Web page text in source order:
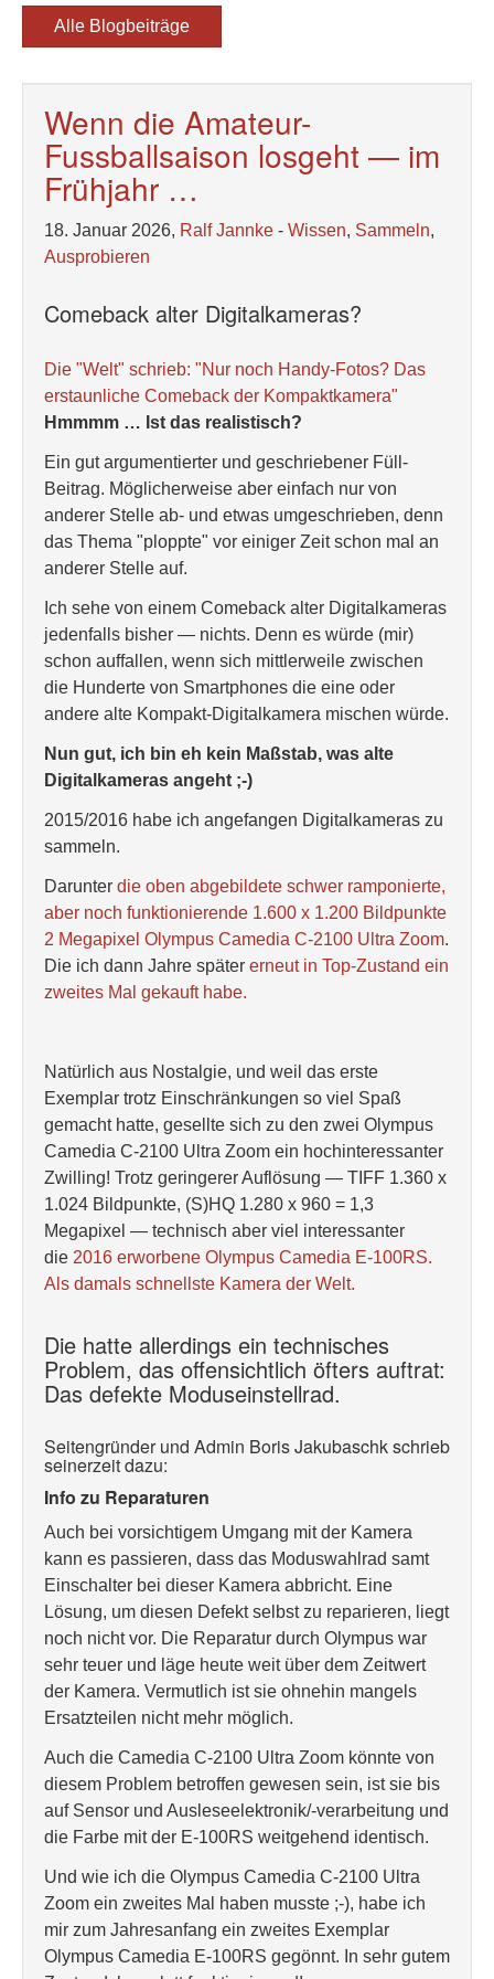
Alle Blogbeiträge
Wenn die Amateur-
Fussballsaison losgeht — im
Frühjahr …
18. Januar 2026, Ralf Jannke - Wissen, Sammeln,
Ausprobieren
Comeback alter Digitalkameras?
Die "Welt" schrieb: "Nur noch Handy-Fotos? Das
erstaunliche Comeback der Kompaktkamera"
Hmmmm … Ist das realistisch?
Ein gut argumentierter und geschriebener Füll-
Beitrag. Möglicherweise aber einfach nur von
anderer Stelle ab- und etwas umgeschrieben, denn
das Thema "ploppte" vor einiger Zeit schon mal an
anderer Stelle auf.
Ich sehe von einem Comeback alter Digitalkameras
jedenfalls bisher — nichts. Denn es würde (mir)
schon auffallen, wenn sich mittlerweile zwischen
die Hunderte von Smartphones die eine oder
andere alte Kompakt-Digitalkamera mischen würde.
Nun gut, ich bin eh kein Maßstab, was alte
Digitalkameras angeht ;-)
2015/2016 habe ich angefangen Digitalkameras zu
sammeln.
Darunter die oben abgebildete schwer ramponierte,
aber noch funktionierende 1.600 x 1.200 Bildpunkte
2 Megapixel Olympus Camedia C-2100 Ultra Zoom.
Die ich dann Jahre später erneut in Top-Zustand ein
zweites Mal gekauft habe.
Natürlich aus Nostalgie, und weil das erste
Exemplar trotz Einschränkungen so viel Spaß
gemacht hatte, gesellte sich zu den zwei Olympus
Camedia C-2100 Ultra Zoom ein hochinteressanter
Zwilling! Trotz geringerer Auflösung — TIFF 1.360 x
1.024 Bildpunkte, (S)HQ 1.280 x 960 = 1,3
Megapixel — technisch aber viel interessanter
die 2016 erworbene Olympus Camedia E-100RS.
Als damals schnellste Kamera der Welt.
Die hatte allerdings ein technisches
Problem, das offensichtlich öfters auftrat:
Das defekte Moduseinstellrad.
Seitengründer und Admin Boris Jakubaschk schrieb
seinerzeit dazu:
Info zu Reparaturen
Auch bei vorsichtigem Umgang mit der Kamera
kann es passieren, dass das Moduswahlrad samt
Einschalter bei dieser Kamera abbricht. Eine
Lösung, um diesen Defekt selbst zu reparieren, liegt
noch nicht vor. Die Reparatur durch Olympus war
sehr teuer und läge heute weit über dem Zeitwert
der Kamera. Vermutlich ist sie ohnehin mangels
Ersatzteilen nicht mehr möglich.
Auch die Camedia C-2100 Ultra Zoom könnte von
diesem Problem betroffen gewesen sein, ist sie bis
auf Sensor und Ausleseelektronik/-verarbeitung und
die Farbe mit der E-100RS weitgehend identisch.
Und wie ich die Olympus Camedia C-2100 Ultra
Zoom ein zweites Mal haben musste ;-), habe ich
mir zum Jahresanfang ein zweites Exemplar
Olympus Camedia E-100RS gegönnt. In sehr gutem